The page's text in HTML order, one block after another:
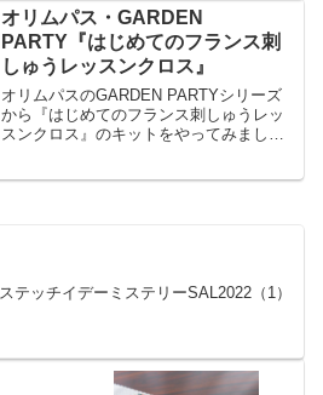
先が見えてきているので夢中になってス
テッチしています。
オリムパス・GARDEN
PARTY『はじめてのフランス刺
しゅうレッスンクロス』
オリムパスのGARDEN PARTYシリーズ
から『はじめてのフランス刺しゅうレッ
スンクロス』のキットをやってみまし
ステッチイデーミステリーSAL2022（1）